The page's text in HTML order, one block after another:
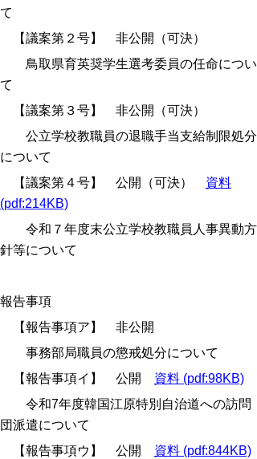
て
【議案第２号】 非公開（可決）
鳥取県育英奨学生選考委員の任命につい
て
【議案第３号】 非公開（可決）
公立学校教職員の退職手当支給制限処分
について
【議案第４号】 公開（可決） 資料
(pdf:214KB)
令和７年度末公立学校教職員人事異動方
針等について
報告事項
【報告事項ア】 非公開
事務部局職員の懲戒処分について
【報告事項イ】 公開 資料 (pdf:98KB)
令和7年度韓国江原特別自治道への訪問
団派遣について
【報告事項ウ】 公開 資料 (pdf:844KB)